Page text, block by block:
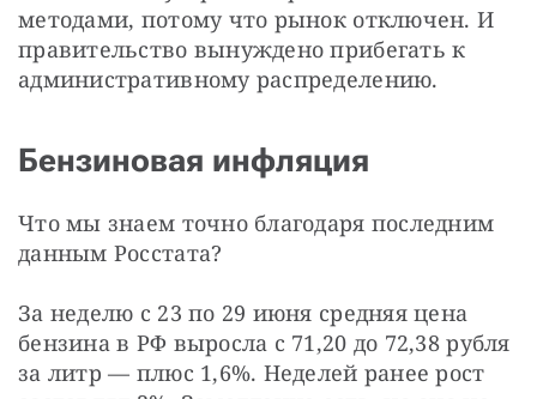
методами, потому что рынок отключен. И
правительство вынуждено прибегать к
административному распределению.
Бензиновая инфляция
Что мы знаем точно благодаря последним
данным Росстата?
За неделю с 23 по 29 июня средняя цена
бензина в РФ выросла с 71,20 до 72,38 рубля
за литр — плюс 1,6%. Неделей ранее рост